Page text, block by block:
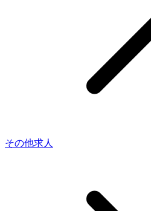
その他求人